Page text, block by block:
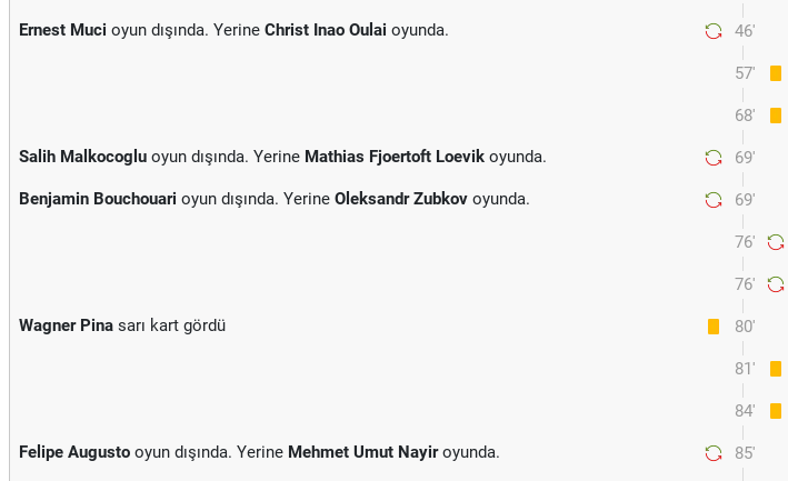
46'
Ernest Muci oyun dışında. Yerine Christ Inao Oulai oyunda.
57'
68'
69'
Salih Malkocoglu oyun dışında. Yerine Mathias Fjoertoft Loevik oyunda.
69'
Benjamin Bouchouari oyun dışında. Yerine Oleksandr Zubkov oyunda.
76'
76'
80'
Wagner Pina sarı kart gördü
81'
84'
85'
Felipe Augusto oyun dışında. Yerine Mehmet Umut Nayiroyunda.